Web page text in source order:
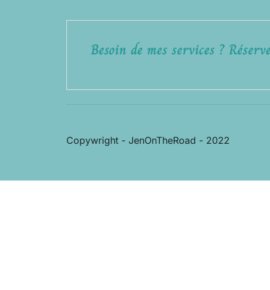
Besoin de mes services ?
Copywright - JenOnTheRoad - 2022